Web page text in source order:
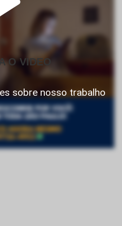
O VIDEO
sobre nosso trabalho